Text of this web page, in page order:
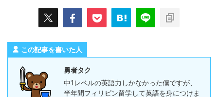
この記事を書いた人
勇者タク
中1レベルの英語力しかなかった僕ですが、
半年間フィリピン留学して英語を身につけま